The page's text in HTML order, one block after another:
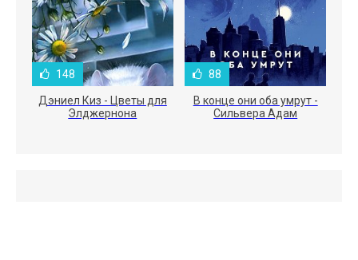
148
Дэниел Киз - Цветы для
Элджернона
88
В конце они оба умрут -
Сильвера Адам